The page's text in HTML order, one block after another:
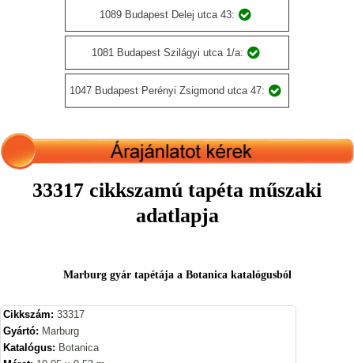
1089 Budapest Delej utca 43:
1081 Budapest Szilágyi utca 1/a:
1047 Budapest Perényi Zsigmond utca 47:
33317 cikkszamú tapéta műszaki
adatlapja
Marburg gyár tapétája a Botanica katalógusból
Cikkszám: 33317
Gyártó: Marburg
Katalógus: Botanica